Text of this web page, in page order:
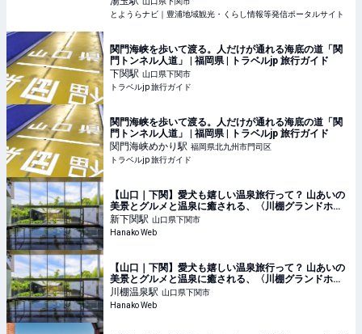
とようらナビ｜豊浦地域観光・くらし情報等発信ポータルサイト
関門海峡を歩いて渡る。人だけが通れる海底の道「関
門トンネル人道」 | 福岡県 | トラベルjp 旅行ガイド
下関駅 山口県下関市
トラベルjp 旅行ガイド
関門海峡を歩いて渡る。人だけが通れる海底の道「関
門トンネル人道」 | 福岡県 | トラベルjp 旅行ガイド
関門海峡めかり駅 福岡県北九州市門司区
トラベルjp 旅行ガイド
【山口｜下関】愛犬も嬉しい温泉旅行って？ 山あいの
美景とグルメと温泉に癒される、〈川棚グランドホテ
ルお多福〉の休日。
新下関駅 山口県下関市
Hanako Web
【山口｜下関】愛犬も嬉しい温泉旅行って？ 山あいの
美景とグルメと温泉に癒される、〈川棚グランドホテ
ルお多福〉の休日。
川棚温泉駅 山口県下関市
Hanako Web